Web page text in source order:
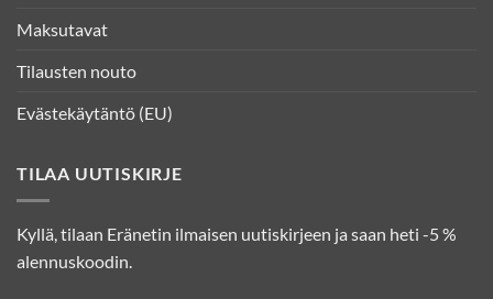
Maksutavat
Tilausten nouto
Evästekäytäntö (EU)
TILAA UUTISKIRJE
Kyllä, tilaan Eränetin ilmaisen uutiskirjeen ja saan heti -5 %
alennuskoodin.